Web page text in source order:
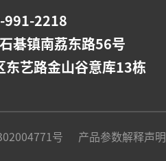
991-2218
碁镇南荔东路56号
东艺路金山谷意库13栋
号 产品参数解释声明